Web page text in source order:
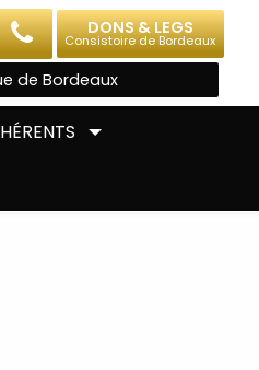
DONS & LEGS
Consistoire de Bordeaux
de Bordeaux